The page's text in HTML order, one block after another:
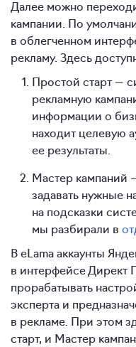
Далее можно
кампании. По
в облегченном
рекламу. Здесь
Простой старт —
рекламную
информации о
находит целевую
ее результаты.
Мастер кампаний
задавать нужные
на подсказки
мы разбирали в
В eLama аккаунты
в интерфейсе Директ
прорабатывать
эксперта и
в рекламе. При этом
старт, и Мастер